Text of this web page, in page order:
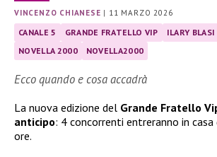
VINCENZO CHIANESE | 11 MARZO 2026
CANALE 5 GRANDE FRATELLO VIP ILARY BLASI
NOVELLA 2000
NOVELLA2000
Ecco quando e cosa accadrà
La nuova edizione del Grande Fratello
anticipo: 4 concorrenti entreranno in
ore.